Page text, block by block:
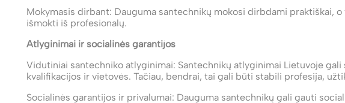
Mokymasis dirbant: Dauguma santechnikų mokosi dirbdami praktiškai,
išmokti iš profesionalų.
Atlyginimai ir socialinės garantijos
Vidutiniai santechniko atlyginimai: Santechnikų atlyginimai Lietuvoje
kvalifikacijos ir vietovės. Tačiau, bendrai, tai gali būti stabili profesija,
Socialinės garantijos ir privalumai: Dauguma santechnikų gali gauti